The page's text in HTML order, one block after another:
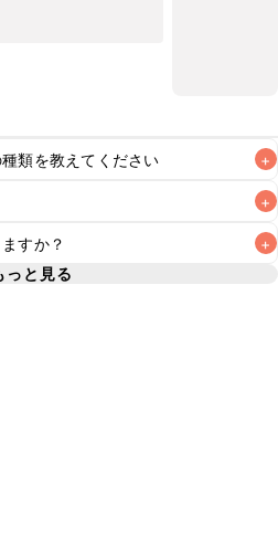
類を教えてください +
+
すか？ +
っと見る